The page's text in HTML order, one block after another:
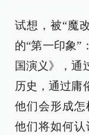
试想，被“魔
的“第一印象”
国演义》，通
历史，通过庸
他们会形成怎
他们将如何认